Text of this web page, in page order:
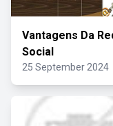
Vantagens Da
Social
25 September 2024